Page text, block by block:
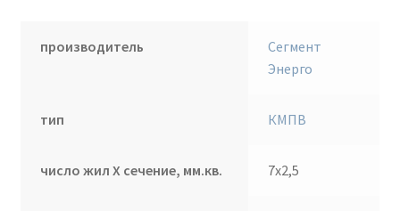
производитель
Сегмент
Энерго
тип КМПВ
число жил Х сечение, мм.кв. 7х2,5